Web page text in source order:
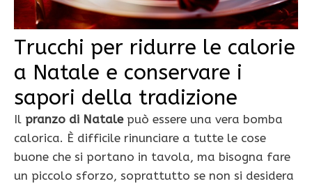
Trucchi per ridurre le calorie
a Natale e conservare i
sapori della tradizione
Il pranzo di Natalepuò essere una vera bomba
calorica. È difficile rinunciare a tutte le cose
buone che si portano in tavola, ma bisogna fare
un piccolo sforzo, soprattutto se non si desidera